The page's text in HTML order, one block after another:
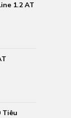
1.2 AT
Tiêu